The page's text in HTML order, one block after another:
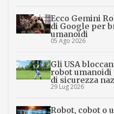
Ecco Gemini
di Google per
umanoidi
05 Ago 2026
Gli USA
robot umanoidi
di sicurezza
29 Lug 2026
Robot, cobot o